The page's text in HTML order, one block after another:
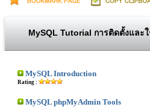
MySQL Tutorial การติดตั้งและ
MySQL Introduction
Rating :
MySQL phpMyAdmin Tools